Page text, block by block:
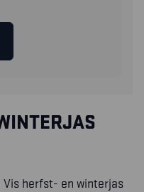
herfst- en winterjas